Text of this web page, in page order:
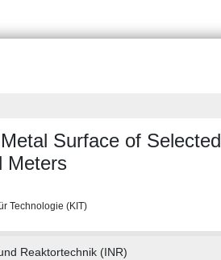
Surface of Selected
Meters
Technologie (KIT)
Reaktortechnik (INR)